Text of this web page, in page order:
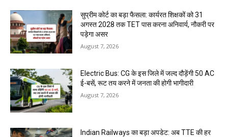
सुप्रीम कोर्ट का बड़ा फैसला: कार्यरत शिक्षकों को 31
अगस्त 2028 तक TET पास करना अनिवार्य, नौकरी पर
पड़ेगा असर
August 7, 2026
Electric Bus: CG के इस जिले में जल्द दौड़ेंगी 50 AC
ई-बसें, रूट तय करने में जनता की होगी भागीदारी
August 7, 2026
Indian Railways का बड़ा अपडेट: अब TTE की हर